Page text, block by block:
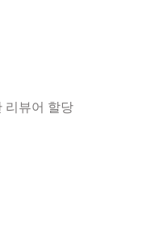
리뷰어 할당